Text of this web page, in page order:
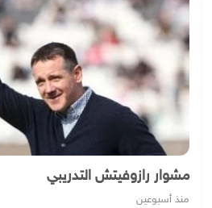
مشوار رازوفيتش التدريبي
منذ أسبوعين